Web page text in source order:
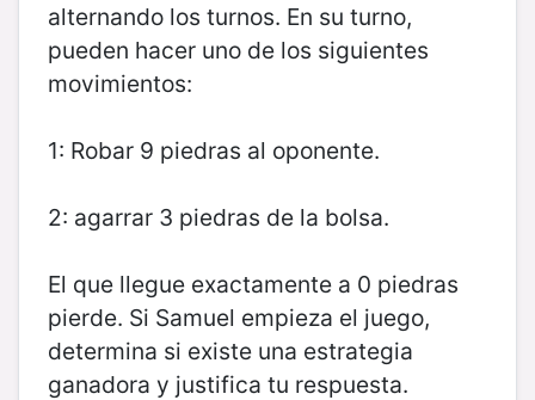
alternando los turnos. En su turno,
pueden hacer uno de los siguientes
movimientos:
1: Robar 9 piedras al oponente.
2: agarrar 3 piedras de la bolsa.
El que llegue exactamente a 0 piedras
pierde. Si Samuel empieza el juego,
determina si existe una estrategia
ganadora y justifica tu respuesta.